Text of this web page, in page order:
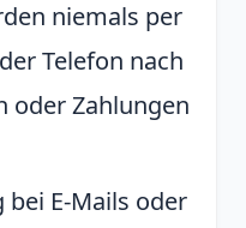
niemals per
Telefon nach
oder Zahlungen
bei E-Mails oder